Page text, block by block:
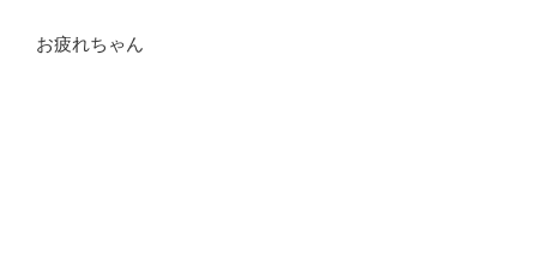
お疲れちゃん